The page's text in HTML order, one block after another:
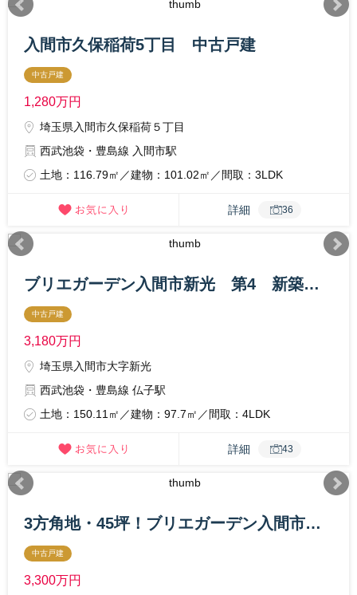
入間市久保稲荷5丁目 中古戸建
中古戸建
1,280万円
埼玉県入間市久保稲荷５丁目
西武池袋・豊島線 入間市駅
土地：116.79㎡／建物：101.02㎡／間取：3LDK
詳細 36
ブリエガーデン入間市新光 第4 新築住宅 8号棟
中古戸建
3,180万円
埼玉県入間市大字新光
西武池袋・豊島線 仏子駅
土地：150.11㎡／建物：97.7㎡／間取：4LDK
詳細 43
3方角地・45坪！ブリエガーデン入間市新光第4-9号棟
中古戸建
3,300万円